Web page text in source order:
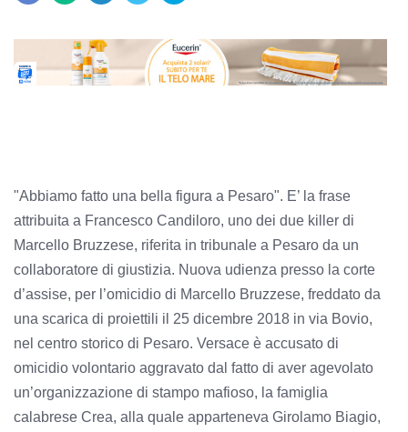
"Abbiamo fatto una bella figura a Pesaro". E’ la frase
attribuita a Francesco Candiloro, uno dei due killer di
Marcello Bruzzese, riferita in tribunale a Pesaro da un
collaboratore di giustizia. Nuova udienza presso la corte
d’assise, per l’omicidio di Marcello Bruzzese, freddato da
una scarica di proiettili il 25 dicembre 2018 in via Bovio,
nel centro storico di Pesaro. Versace è accusato di
omicidio volontario aggravato dal fatto di aver agevolato
un’organizzazione di stampo mafioso, la famiglia
calabrese Crea, alla quale apparteneva Girolamo Biagio,